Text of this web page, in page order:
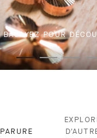
BALAYEZ POUR
PARURE